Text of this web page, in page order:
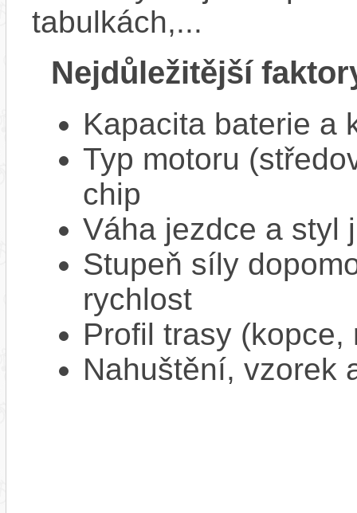
tabulkách,...
Nejdůležitější
Kapacita baterie a
Typ motoru
chip
Váha jezdce a styl
Stupeň síly
rychlost
Profil trasy
Nahuštění, vzorek